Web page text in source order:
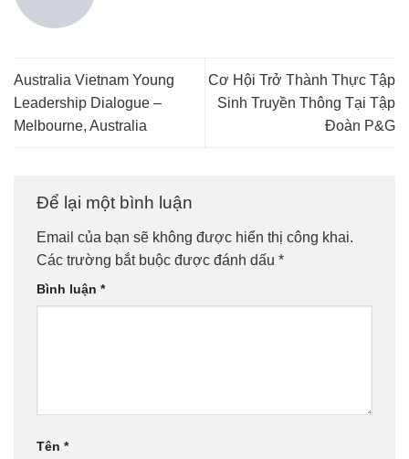
Australia Vietnam Young
Leadership Dialogue –
Melbourne, Australia
Cơ Hội Trở Thành Thực Tập
Sinh Truyền Thông Tại Tập
Đoàn P&G
Để lại một bình luận
Email của bạn sẽ không được hiển thị công khai.
Các trường bắt buộc được đánh dấu *
Bình luận *
Tên *